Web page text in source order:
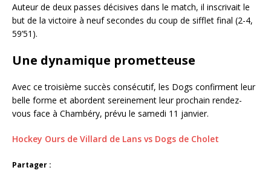
Auteur de deux passes décisives dans le match, il inscrivait le
but de la victoire à neuf secondes du coup de sifflet final (2-4,
59’51).
Une dynamique prometteuse
Avec ce troisième succès consécutif, les Dogs confirment leur
belle forme et abordent sereinement leur prochain rendez-
vous face à Chambéry, prévu le samedi 11 janvier.
Hockey Ours de Villard de Lans vs Dogs de Cholet
Partager :